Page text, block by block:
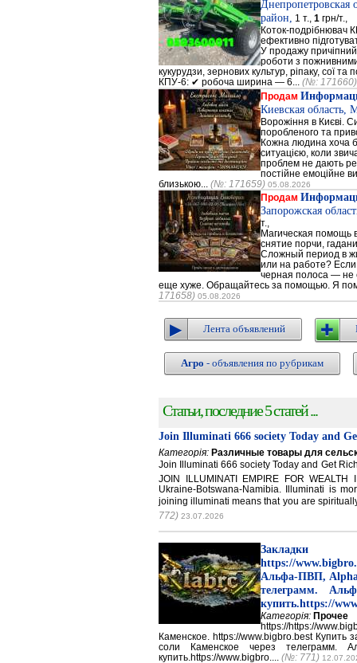
Днепропетровская
район, 1 т., 1 грн/т.,
Коток-подрібнювач
ефективно
У продажу
роботи з
кукурудзи, зернових культур, ріпаку, сої та
КПУ-6: ✔ робоча ширина — 6... (№: 171660)
Продам
Киевская
Ворожіння в Києві.
поробленого та
Кожна людина хоча б
ситуацією, коли
проблем не дають
постійне емоційне
близькою... (№: 171659) 05.08.2026
Продам
Запорожская
т.,
Магическая помощь
снятие порчи,
Сложный период в
или на работе?
черная полоса — не
еще хуже. Обращайтесь за помощью. Я
171658) 05.08.2026
Лента объявлений
Агро - объявления по рубрикам
Статьи, последние 5 статей ...
Join Illuminati 666 society Today and
Категорія: Различные товары для
Join Illuminati 666 society Today and Get
JOIN ILLUMINATI EMPIRE FOR WEALTH
Ukraine-Botswana-Namibia. Illuminati is
joining illuminati means that you are
772) 23.07.2026
Закладки
https://
Альфа-ПВП, Alpha
телеграмм.
купить.https://
Категорія: Прочее
https://https://
Каменское. https://www.bigbro.best Купить
соли Каменское через телеграмм.
купить.https://www.bigbro.... (№: 771)